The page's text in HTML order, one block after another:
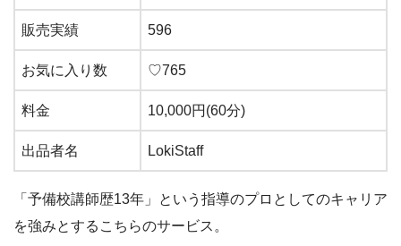
販売実績 596
お気に入り数 ♡765
料金 10,000円(60分)
出品者名 LokiStaff
「予備校講師歴13年」という指導のプロとしてのキャリア
を強みとするこちらのサービス。